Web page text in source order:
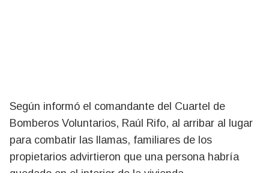
Según informó el comandante del Cuartel de
Bomberos Voluntarios, Raúl Rifo, al arribar al lugar
para combatir las llamas, familiares de los
propietarios advirtieron que una persona habría